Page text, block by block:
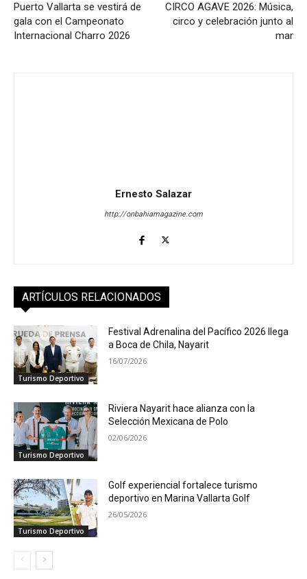
Puerto Vallarta se vestirá de
gala con el Campeonato
Internacional Charro 2026
CIRCO AGAVE 2026: Música,
circo y celebración junto al
mar
Ernesto Salazar
http://onbahiamagazine.com
ARTÍCULOS RELACIONADOS
Turismo Deportivo
Festival Adrenalina del Pacífico 2026 llega
a Boca de Chila, Nayarit
16/07/2026
Turismo Deportivo
Riviera Nayarit hace alianza con la
Selección Mexicana de Polo
02/06/2026
Turismo Deportivo
Golf experiencial fortalece turismo
deportivo en Marina Vallarta Golf
26/05/2026